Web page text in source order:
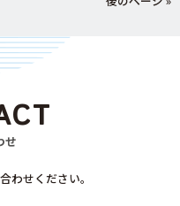
せ
わせください。